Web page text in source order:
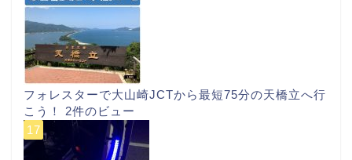
フォレスターで大山崎JCTから最短75分の天橋立へ行
こう！ 2件のビュー